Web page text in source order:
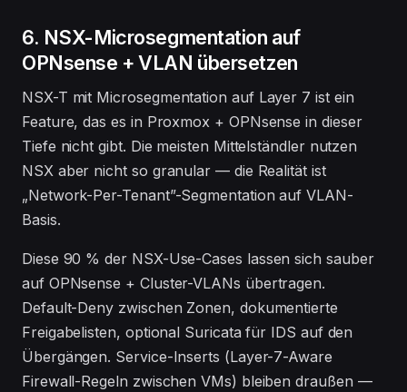
6. NSX-Microsegmentation auf
OPNsense + VLAN übersetzen
NSX-T mit Microsegmentation auf Layer 7 ist ein
Feature, das es in Proxmox + OPNsense in dieser
Tiefe nicht gibt. Die meisten Mittelständler nutzen
NSX aber nicht so granular — die Realität ist
„Network-Per-Tenant”-Segmentation auf VLAN-
Basis.
Diese 90 % der NSX-Use-Cases lassen sich sauber
auf OPNsense + Cluster-VLANs übertragen.
Default-Deny zwischen Zonen, dokumentierte
Freigabelisten, optional Suricata für IDS auf den
Übergängen. Service-Inserts (Layer-7-Aware
Firewall-Regeln zwischen VMs) bleiben draußen —